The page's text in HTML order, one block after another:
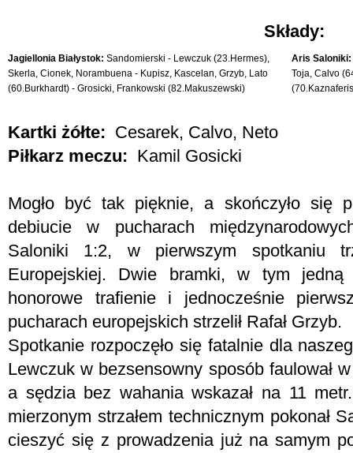
Składy:
Jagiellonia Białystok: Sandomierski - Lewczuk (23.Hermes),
Skerla, Cionek, Norambuena - Kupisz, Kascelan, Grzyb, Lato
(60.Burkhardt) - Grosicki, Frankowski (82.Makuszewski)
Aris Saloniki:
Toja, Calvo
Kartki żółte: Cesarek, Calvo, Neto
Piłkarz meczu: Kamil Gosicki
Mogło być tak pięknie, a skończyło się
debiucie w pucharach
Saloniki 1:2, w pierwszym spotkaniu
Europejskiej. Dwie bramki, w tym
honorowe trafienie i jednocześnie
pucharach europejskich strzelił Rafał Grzyb.
Spotkanie rozpoczęło się fatalnie dla
Lewczuk w bezsensowny sposób faulował
a sędzia bez wahania wskazał na 11
mierzonym strzałem technicznym pokonał
cieszyć się z prowadzenia już na samym